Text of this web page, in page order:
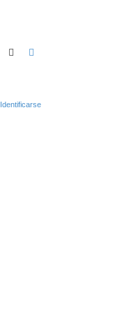
Buscar
Identificarse